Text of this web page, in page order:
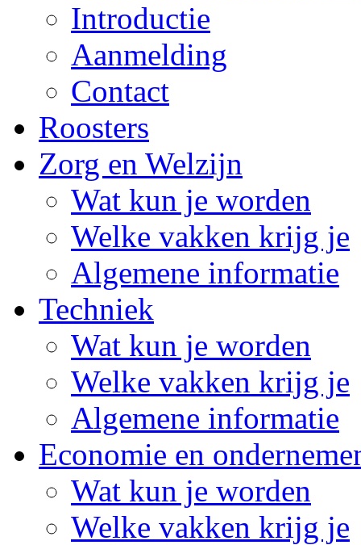
Introductie
Aanmelding
Contact
Roosters
Zorg en Welzijn
Wat kun je worden
Welke vakken krijg je
Algemene informatie
Techniek
Wat kun je worden
Welke vakken krijg je
Algemene informatie
Economie en
Wat kun je worden
Welke vakken krijg je